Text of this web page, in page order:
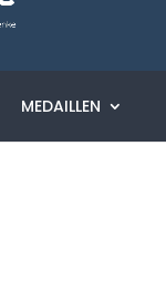
MEDAILLEN